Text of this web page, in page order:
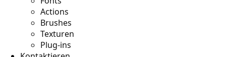
Actions
Brushes
Texturen
Plug-ins